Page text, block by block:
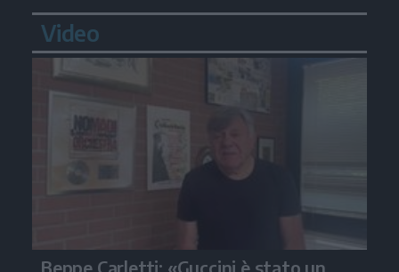
Video
Beppe Carletti: «Guccini è stato un